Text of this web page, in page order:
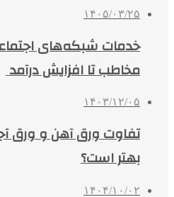
۱۴۰۵/۰۳/۲۵
مخاطب تا افزایش درآمد
۱۴۰۳/۱۲/۰۵
تفاوت ورق آهن و ورق
بهتر است؟
۱۴۰۴/۱۰/۰۲